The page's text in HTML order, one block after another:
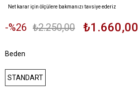
Net karar için ölçülere bakmanızı tavsiye ederiz
26 ₺2.250,00 ₺1.660,00
Beden
STANDART